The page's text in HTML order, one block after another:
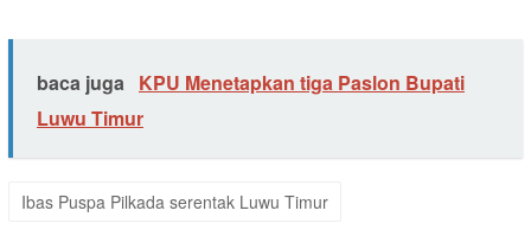
baca juga
KPU Menetapkan tiga Paslon Bupati
Luwu Timur
Ibas Puspa Pilkada serentak Luwu Timur